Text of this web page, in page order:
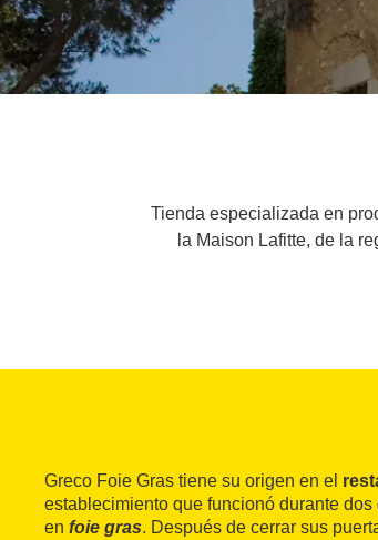
Tienda especializada en
la Maison Lafitte, de la
Greco Foie Gras tiene su origen en el
establecimiento que funcionó durante
en foie gras. Después de cerrar sus